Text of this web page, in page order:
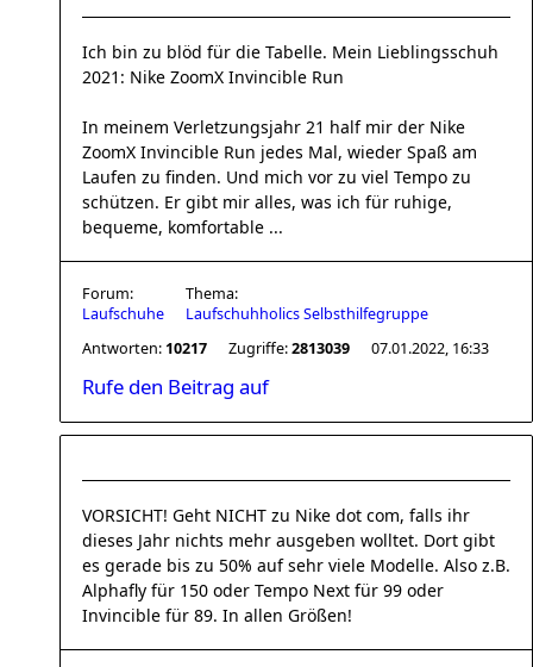
Ich bin zu blöd für die Tabelle. Mein Lieblingsschuh
2021: Nike ZoomX Invincible Run
In meinem Verletzungsjahr 21 half mir der Nike
ZoomX Invincible Run jedes Mal, wieder Spaß am
Laufen zu finden. Und mich vor zu viel Tempo zu
schützen. Er gibt mir alles, was ich für ruhige,
bequeme, komfortable ...
Forum:
Laufschuhe
Thema:
Laufschuhholics Selbsthilfegruppe
Antworten: 10217 Zugriffe:2813039 07.01.2022, 16:33
Rufe den Beitrag auf
VORSICHT! Geht NICHT zu Nike dot com, falls ihr
dieses Jahr nichts mehr ausgeben wolltet. Dort gibt
es gerade bis zu 50% auf sehr viele Modelle. Also z.B.
Alphafly für 150 oder Tempo Next für 99 oder
Invincible für 89. In allen Größen!